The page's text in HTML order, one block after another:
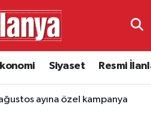
Siyaset Resmi
ayına özel kampanya